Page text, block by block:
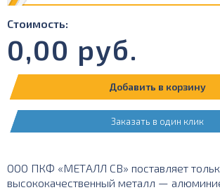
Стоимость:
0,00 руб.
Добавить в корзину
Заказать в один клик
ООО ПКФ «МЕТАЛЛ СВ» поставляет
высококачественный металл —